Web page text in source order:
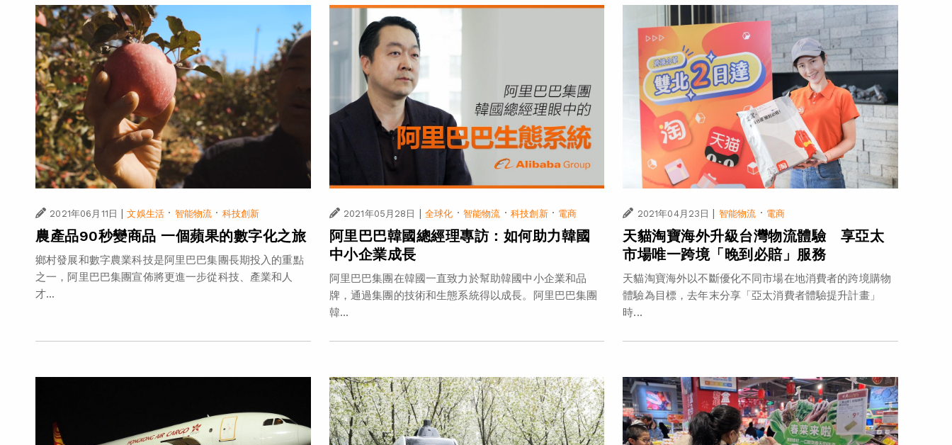
2021年06月11日 | 文娛生活 · 智能物流 · 科技創新
農產品90秒變商品 一個蘋果的數字化之旅
鄉村發展和數字農業科技是阿里巴巴集團長期投入的重點
之一，阿里巴巴集團宣佈將更進一步從科技、產業和人
才...
2021年05月28日 | 全球化 · 智能物流 ·科技創新· 電商
阿里巴巴韓國總經理專訪：如何助力韓國
中小企業成長
阿里巴巴集團在韓國一直致力於幫助韓國中小企業和品
牌，通過集團的技術和生態系統得以成長。阿里巴巴集團
韓...
2021年04月23日 | 智能物流 · 電商
天貓淘寶海外升級台灣物流體驗 享亞太
市場唯一跨境「晚到必賠」服務
天貓淘寶海外以不斷優化不同市場在地消費者的跨境購物
體驗為目標，去年末分享「亞太消費者體驗提升計畫」
時...